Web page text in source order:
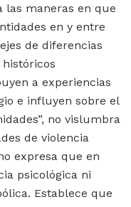
las maneras en que
en y entre
de diferencias
a experiencias
e influyen sobre el
no vislumbra
de violencia
expresa que en
psicológica ni
Establece que